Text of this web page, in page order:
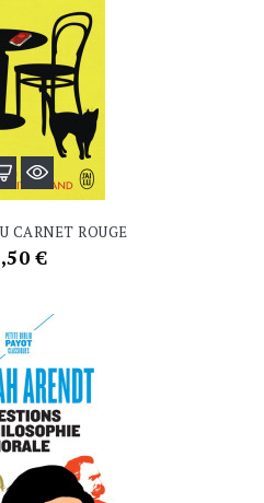
CARNET ROUGE
€